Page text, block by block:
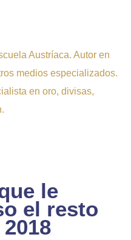
Austríaca. Autor en
medios especializados.
en oro, divisas,
le
el resto